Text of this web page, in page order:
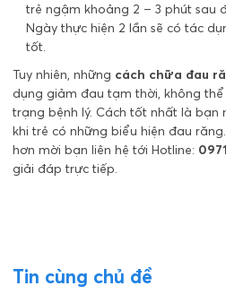
trẻ ngậm khoảng 2 – 3 phút sau
Ngày thực hiện 2 lần sẽ có tác
tốt.
Tuy nhiên, những cách chữa đau
dụng giảm đau tạm thời, không
trạng bệnh lý. Cách tốt nhất là bạn
khi trẻ có những biểu hiện đau
hơn mời bạn liên hệ tới Hotline:
giải đáp trực tiếp.
Tin cùng chủ đề